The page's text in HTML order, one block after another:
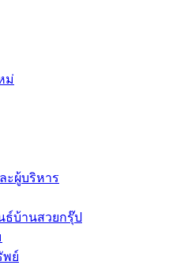
ม่
ะผู้บริหาร
บ้านสวยกรุ๊ป
พย์